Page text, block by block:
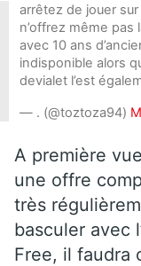
arrêtez de jouer
n’offrez même
avec 10 ans
indisponible alors
devialet l’est
— . (@toztoza94)
A première
une offre
très
basculer avec
Free, il faudra